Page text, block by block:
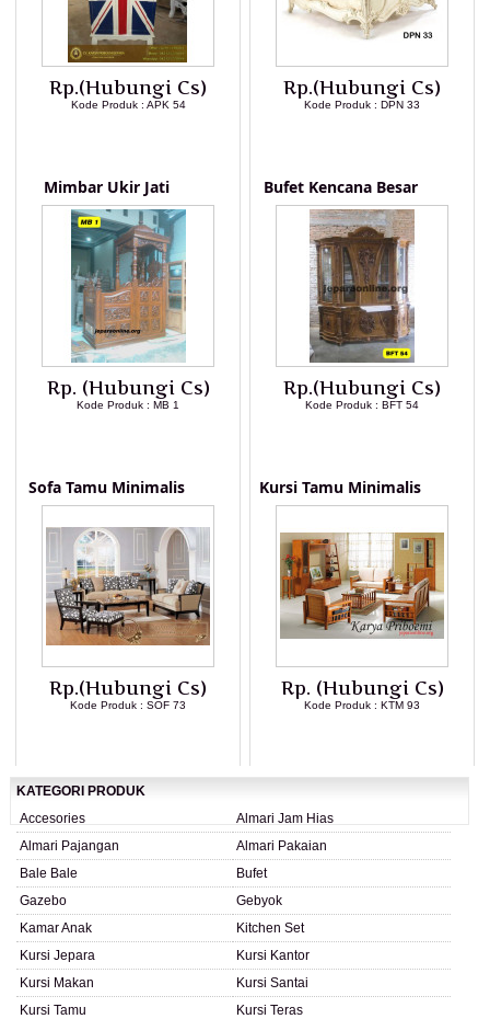
Rp.(Hubungi Cs)
Kode Produk : APK 54
Rp.(Hubungi Cs)
Kode Produk : DPN 33
Mimbar Ukir Jati
Rp. (Hubungi Cs)
Kode Produk : MB 1
Bufet Kencana Besar
Rp.(Hubungi Cs)
Kode Produk : BFT 54
Sofa Tamu Minimalis
Rp.(Hubungi Cs)
Kode Produk : SOF 73
Kursi Tamu Minimalis
Rp. (Hubungi Cs)
Kode Produk : KTM 93
KATEGORI PRODUK
Accesories
Almari Jam Hias
Almari Pajangan
Almari Pakaian
Bale Bale
Bufet
Gazebo
Gebyok
Kamar Anak
Kitchen Set
Kursi Jepara
Kursi Kantor
Kursi Makan
Kursi Santai
Kursi Tamu
Kursi Teras